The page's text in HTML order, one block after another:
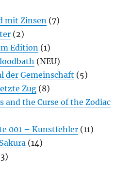
mit Zinsen (7)
(2)
Edition (1)
(NEU)
der Gemeinschaft (5)
Zug (8)
and the Curse of the Zodiac
001 – Kunstfehler (11)
(14)